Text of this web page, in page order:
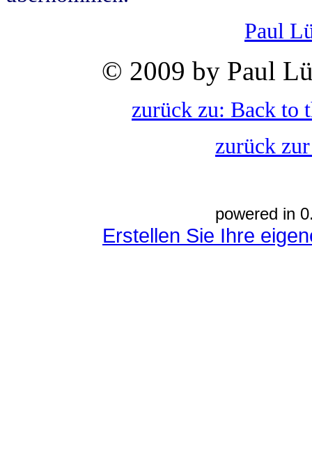
Paul
© 2009 by Paul
zurück zu: Back to
zurück
powered in
Erstellen Sie Ihre